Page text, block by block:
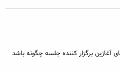
برگزار کننده جلسه چگونه باشد